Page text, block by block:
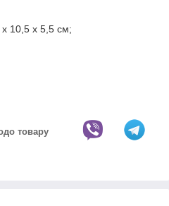
10,5 х 5,5 см;
товару